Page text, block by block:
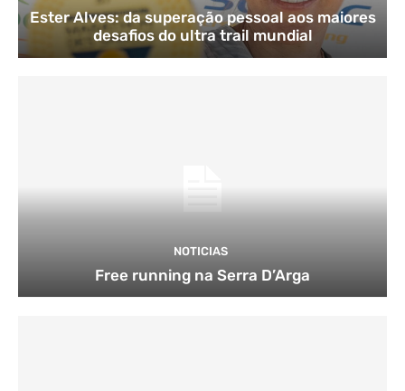
Ester Alves: da superação pessoal aos maiores
desafios do ultra trail mundial
NOTICIAS
Free running na Serra D’Arga